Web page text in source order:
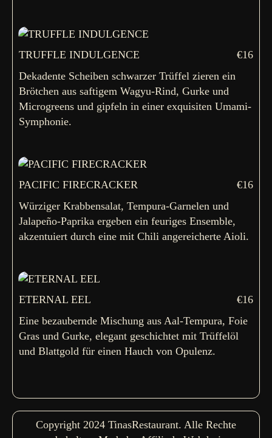
TRUFFLE INDULGENCE
€16
Dekadente Scheiben schwarzer Trüffel zieren ein
Brötchen aus saftigem Wagyu-Rind, Gurke und
Microgreens und gipfeln in einer exquisiten Umami-
Symphonie.
PACIFIC FIRECRACKER
€16
Würziger Krabbensalat, Tempura-Garnelen und
Jalapeño-Paprika ergeben ein feuriges Ensemble,
akzentuiert durch eine mit Chili angereicherte Aioli.
ETERNAL EEL
€16
Eine bezaubernde Mischung aus Aal-Tempura, Foie
Gras und Gurke, elegant geschichtet mit Trüffelöl
und Blattgold für einen Hauch von Opulenz.
Copyright 2024 TinasRestaurant. Alle Rechte